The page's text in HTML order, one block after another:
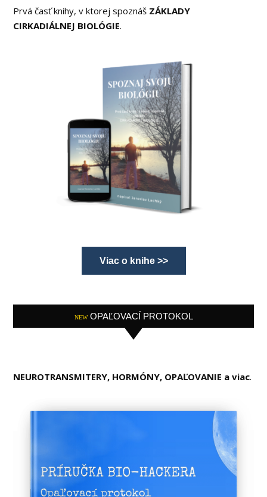
Prvá časť knihy, v ktorej spoznáš ZÁKLADY
CIRKADIÁLNEJ BIOLÓGIE.
Viac o knihe >>
NEW OPAĽOVACÍ PROTOKOL
NEUROTRANSMITERY, HORMÓNY, OPAĽOVANIE a viac.